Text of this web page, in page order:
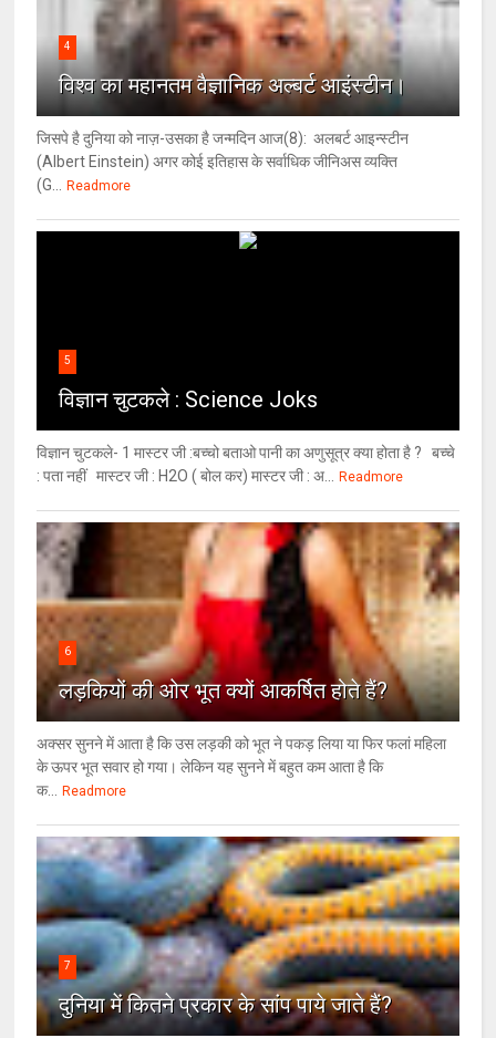
4
विश्‍व का महानतम वैज्ञानिक अल्बर्ट आइंस्टीन।
जिसपे है दुनिया को नाज़-उसका है जन्मदिन आज(8): अलबर्ट आइन्स्टीन
(Albert Einstein) अगर कोई इतिहास के सर्वाधिक जीनिअस व्यक्ति
(G...
Readmore
5
विज्ञान चुटकले : Science Joks
विज्ञान चुटकले- 1 मास्टर जी :बच्चो बताओ पानी का अणुसूत्र क्या होता है ? बच्चे
: पता नहीं मास्टर जी : H2O ( बोल कर) मास्टर जी : अ...
Readmore
6
लड़कियों की ओर भूत क्‍यों आकर्षित होते हैं?
अक्सर सुनने में आता है कि उस लड़की को भूत ने पकड़ लिया या फिर फलां महिला
के ऊपर भूत सवार हो गया। लेकिन यह सुनने में बहुत कम आता है कि
क...
Readmore
7
दुनिया में कितने प्रकार के सांप पाये जाते हैं?